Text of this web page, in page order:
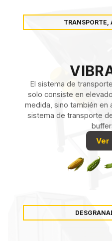
TRANSPORTE,
El sistema de
solo consiste en
medida, sino también en
sistema de transporte
Ver